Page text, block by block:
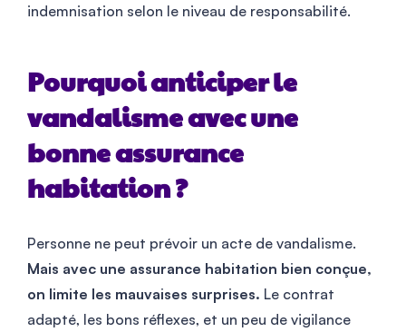
indemnisation selon le niveau de responsabilité.
Pourquoi anticiper le
vandalisme avec une
bonne assurance
habitation ?
Personne ne peut prévoir un acte de vandalisme.
Mais avec une assurance habitation bien conçue,
on limite les mauvaises surprises. Le contrat
adapté, les bons réflexes, et un peu de vigilance